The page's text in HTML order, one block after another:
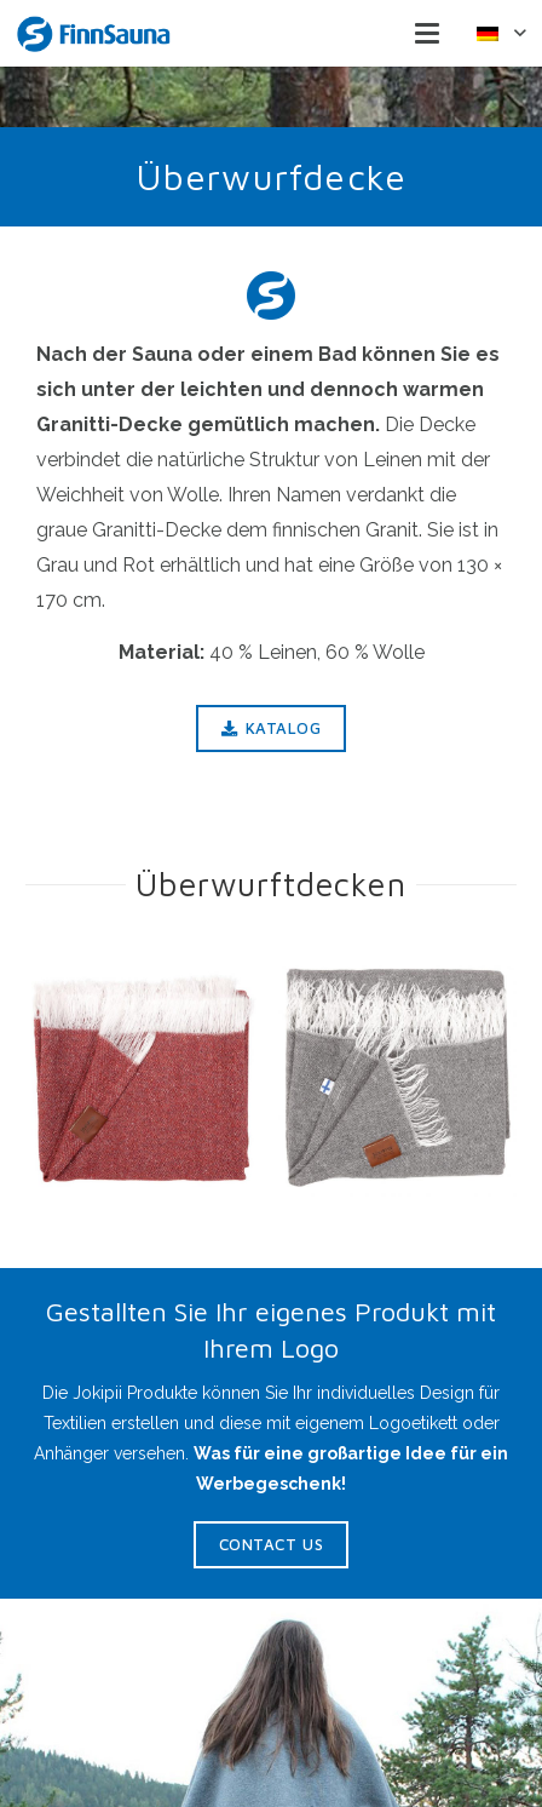
Überwurfdecke
Nach der Sauna oder einem Bad können Sie es
sich unter der leichten und dennoch warmen
Granitti-Decke gemütlich machen. Die Decke
verbindet die natürliche Struktur von Leinen mit der
Weichheit von Wolle. Ihren Namen verdankt die
graue Granitti-Decke dem finnischen Granit. Sie ist in
Grau und Rot erhältlich und hat eine Größe von 130 ×
170 cm.
Material:40 % Leinen, 60 % Wolle
KATALOG
Überwurftdecken
Gestallten Sie Ihr eigenes Produkt mit
Ihrem Logo
Die Jokipii Produkte können Sie Ihr individuelles Design für
Textilien erstellen und diese mit eigenem Logoetikett oder
Anhänger versehen. Was für eine großartige Idee für ein
Werbegeschenk!
CONTACT US